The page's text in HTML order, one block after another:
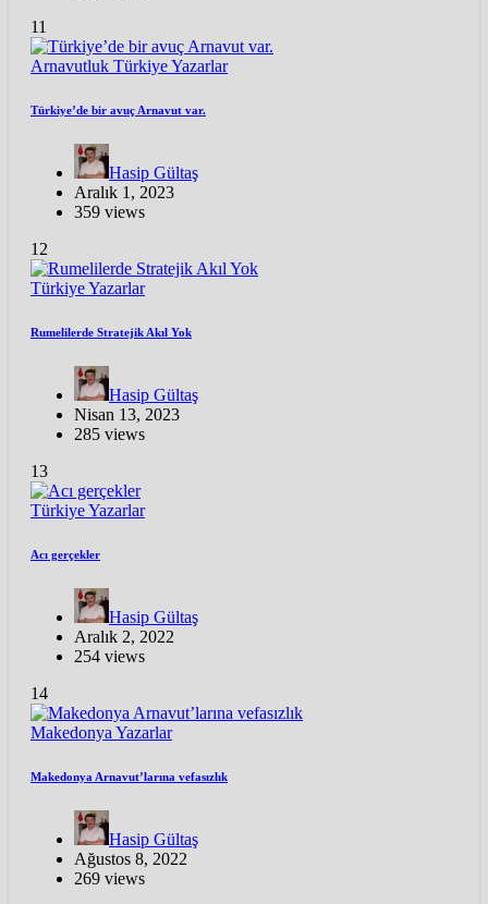
11
Arnavutluk TürkiyeYazarlar
Türkiye’de bir avuç Arnavut var.
Hasip Gültaş
Aralık 1, 2023
359 views
12
TürkiyeYazarlar
Rumelilerde Stratejik Akıl Yok
Hasip Gültaş
Nisan 13, 2023
285 views
13
TürkiyeYazarlar
Acı gerçekler
Hasip Gültaş
Aralık 2, 2022
254 views
14
Makedonya Yazarlar
Makedonya Arnavut’larına vefasızlık
Hasip Gültaş
Ağustos 8, 2022
269 views